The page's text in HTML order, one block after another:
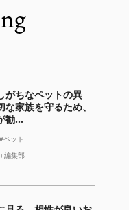
がちなペットの異
な家族を守るため、
勧...
ペット
編集部